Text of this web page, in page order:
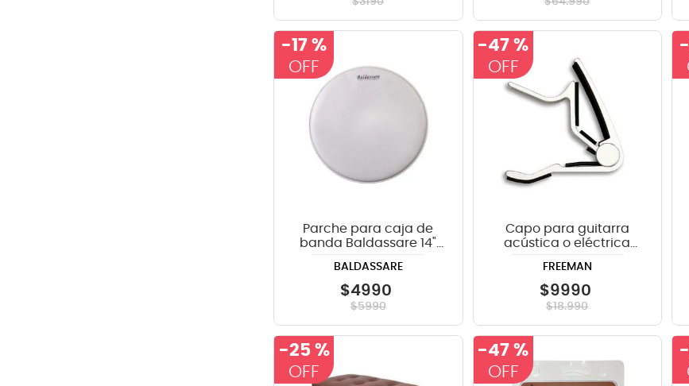
-17 %
Parche para caja de
banda Baldassare 14"
BALDASSARE
$4990
$5990
-47 %
Capo para guitarra
acústica o eléctrica
silver
FREEMAN
$9990
$18.990
-
-25 % -47 % -